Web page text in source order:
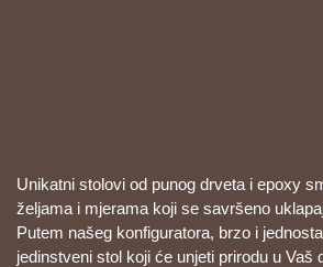
Unikatni stolovi od punog drveta i epoxy
željama i mjerama koji se savršeno
Putem našeg konfiguratora, brzo i
jedinstveni stol koji će unjeti prirodu u Vaš